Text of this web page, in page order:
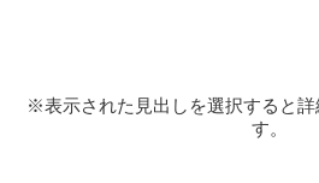
※表示された見出しを選択すると詳
す。